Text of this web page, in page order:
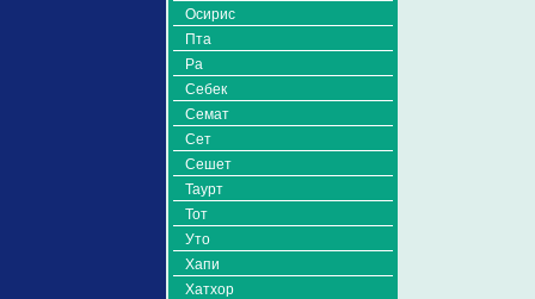
Осирис
Пта
Ра
Себек
Семат
Сет
Сешет
Таурт
Тот
Уто
Хапи
Хатхор